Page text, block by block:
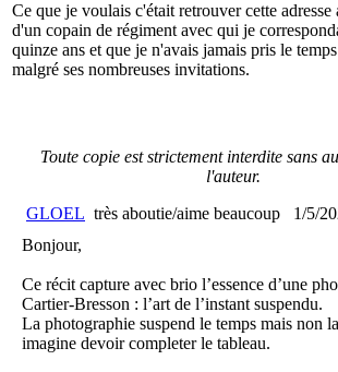
Ce que je voulais c'était retrouver cette
d'un copain de régiment avec qui je
quinze ans et que je n'avais jamais pris le
malgré ses nombreuses invitations.
Toute copie est strictement interdite sans
l'auteur.
GLOEL très aboutie/aime beaucoup
1/5/
Bonjour,
Ce récit capture avec brio l’essence d’une
Cartier-Bresson : l’art de l’instant suspendu.
La photographie suspend le temps mais non
imagine devoir completer le tableau.